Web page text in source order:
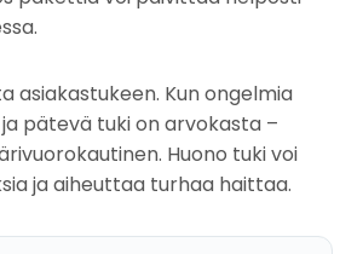
asiakastukeen. Kun ongelmia
pätevä tuki on arvokasta –
Huono tuki voi
ja aiheuttaa turhaa haittaa.